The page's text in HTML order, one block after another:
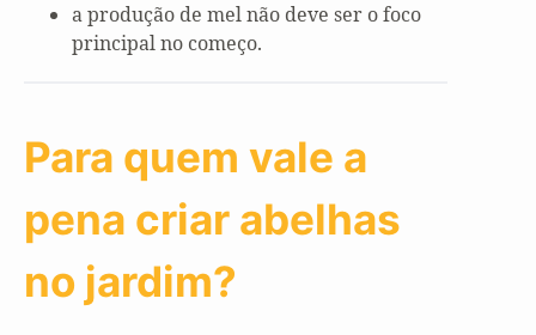
a produção de mel não deve ser o foco
principal no começo.
Para quem vale a
pena criar abelhas
no jardim?